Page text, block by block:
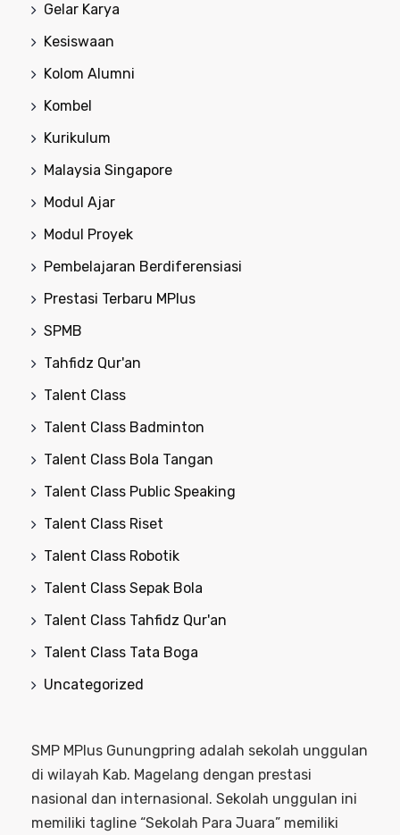
Gelar Karya
Kesiswaan
Kolom Alumni
Kombel
Kurikulum
Malaysia Singapore
Modul Ajar
Modul Proyek
Pembelajaran Berdiferensiasi
Prestasi Terbaru MPlus
SPMB
Tahfidz Qur'an
Talent Class
Talent Class Badminton
Talent Class Bola Tangan
Talent Class Public Speaking
Talent Class Riset
Talent Class Robotik
Talent Class Sepak Bola
Talent Class Tahfidz Qur'an
Talent Class Tata Boga
Uncategorized
SMP MPlus Gunungpring adalah sekolah unggulan
di wilayah Kab. Magelang dengan prestasi
nasional dan internasional. Sekolah unggulan ini
memiliki tagline “Sekolah Para Juara” memiliki